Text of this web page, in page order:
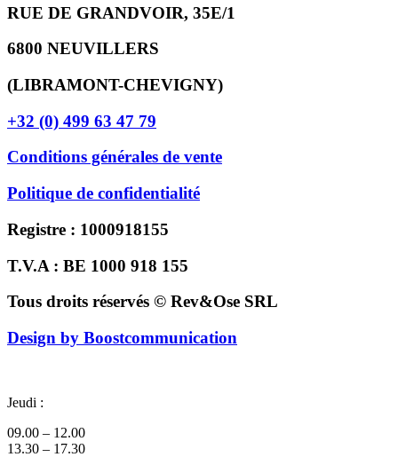
RUE DE GRANDVOIR, 35E/1
6800 NEUVILLERS
(LIBRAMONT-CHEVIGNY)
+32 (0) 499 63 47 79
Conditions générales de vente
Politique de confidentialité
Registre : 1000918155
T.V.A : BE 1000 918 155
Tous droits réservés © Rev&Ose SRL
Design by Boostcommunication
Jeudi :
09.00 – 12.00
13.30 – 17.30